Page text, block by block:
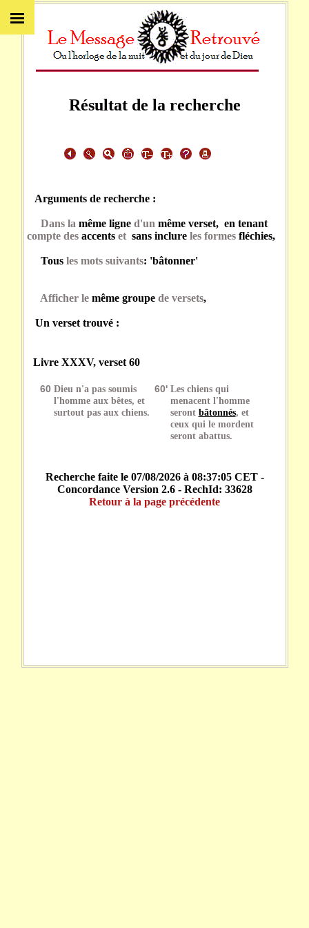
Résultat de la recherche
Arguments de recherche :
Dans la même ligne d'un même verset, en tenant
compte des accents et sans inclureles formes fléchies,
Tous les mots suivants: 'bâtonner'
Afficher le même groupede versets,
Un verset trouvé :
Livre XXXV, verset 60
60 Dieu n'a pas soumis
l'homme aux bêtes, et
surtout pas aux chiens.
60' Les chiens qui
menacent l'homme
seront bâtonnés, et
ceux qui le mordent
seront abattus.
Recherche faite le 07/08/2026 à 08:37:05 CET -
Concordance Version 2.6 - RechId: 33628
Retour à la page précédente